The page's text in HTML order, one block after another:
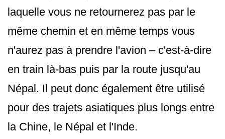
laquelle vous ne retournerez pas par le
même chemin et en même temps vous
n'aurez pas à prendre l'avion – c'est-à-dire
en train là-bas puis par la route jusqu'au
Népal. Il peut donc également être utilisé
pour des trajets asiatiques plus longs entre
la Chine, le Népal et l'Inde.